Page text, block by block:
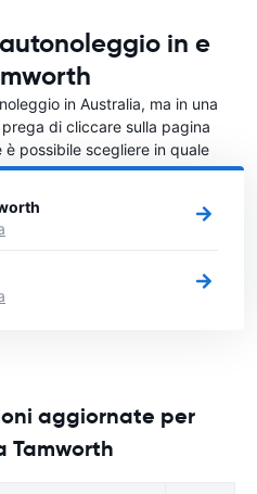
in e
in Australia, ma in una
di cliccare sulla pagina
è possibile scegliere in quale
l'auto.
aggiornate per
Tamworth